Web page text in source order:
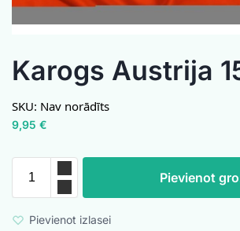
Karogs Austrija
SKU: Nav norādīts
9,95 €
Pievienot
Pievienot izlasei